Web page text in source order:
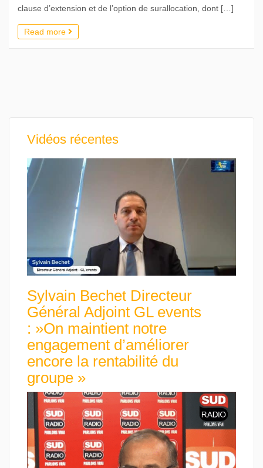
clause d’extension et de l’option de surallocation, dont […]
Read more
Vidéos récentes
Sylvain Bechet Directeur
Général Adjoint GL events
: »On maintient notre
engagement d’améliorer
encore la rentabilité du
groupe »